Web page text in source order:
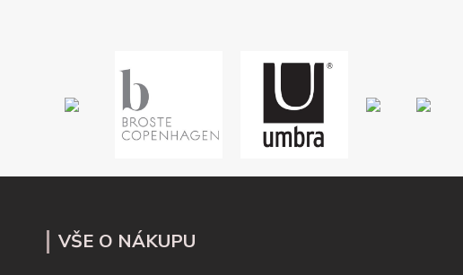
VŠE O NÁKUPU